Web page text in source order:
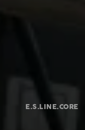
E.S.LINE.CORE